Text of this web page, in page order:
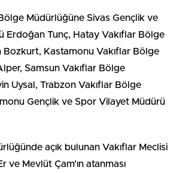
Müdürlüğüne Sivas Gençlik ve
Erdoğan Tunç, Hatay Vakıflar Bölge
Bozkurt, Kastamonu Vakıflar Bölge
Samsun Vakıflar Bölge
Uysal, Trabzon Vakıflar Bölge
Gençlik ve Spor Vilayet Müdürü
açık bulunan Vakıflar Meclisi
ve Mevlüt Çam’ın atanması